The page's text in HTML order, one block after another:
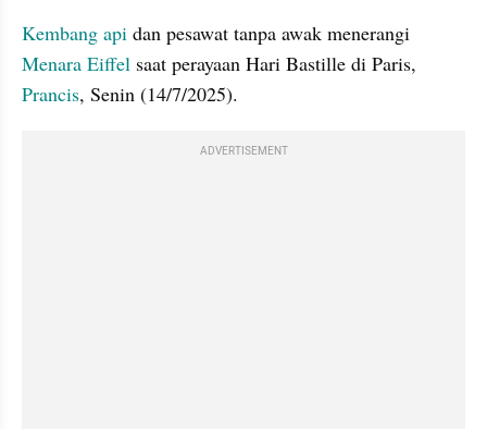
Kembang api
Menara Eiffel
Prancis, Senin (14/7/2025).
ADVERTISEMENT